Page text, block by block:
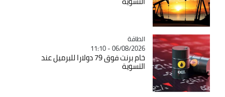
Catégorie
الطاقة
06/08/2026 - 11:10
خام برنت فوق 79 دولارا للبرميل عند
التسوية